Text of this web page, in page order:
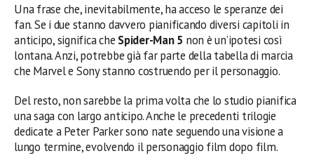
Una frase che, inevitabilmente, ha acceso le speranze dei
fan. Se i due stanno davvero pianificando diversi capitoli in
anticipo, significa che Spider-Man 5 non è un’ipotesi così
lontana. Anzi, potrebbe già far parte della tabella di marcia
che Marvel e Sony stanno costruendo per il personaggio.
Del resto, non sarebbe la prima volta che lo studio pianifica
una saga con largo anticipo. Anche le precedenti trilogie
dedicate a Peter Parker sono nate seguendo una visione a
lungo termine, evolvendo il personaggio film dopo film.